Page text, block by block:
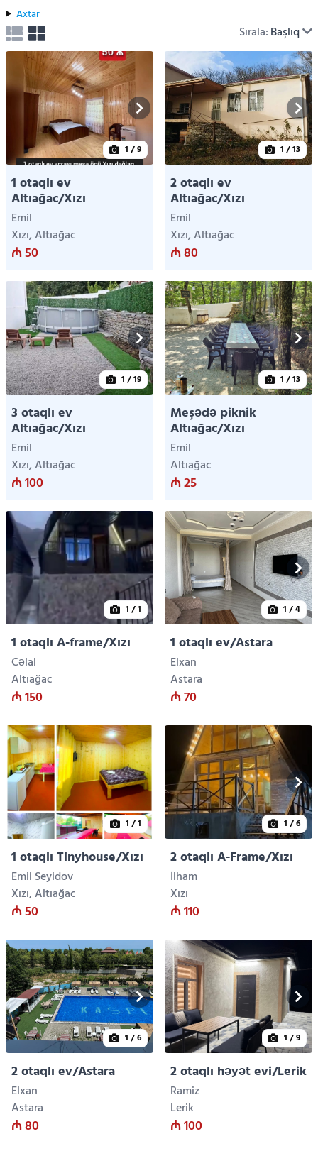
Axtar
Sırala:Başlıq
1 / 9
1 otaqlı ev
Altıağac/Xızı
Emil
Xızı, Altıağac
₼ 50
1 / 13
2 otaqlı ev
Altıağac/Xızı
Emil
Xızı, Altıağac
₼ 80
1 / 19
3 otaqlı ev
Altıağac/Xızı
Emil
Xızı, Altıağac
₼ 100
1 / 13
Meşədə piknik
Altıağac/Xızı
Emil
Altıağac
₼ 25
1 / 1
1 otaqlı A-frame/Xızı
Cəlal
Altıağac
₼ 150
1 / 4
1 otaqlı ev/Astara
Elxan
Astara
₼ 70
1 / 1
1 otaqlı Tinyhouse/Xızı
Emil Seyidov
Xızı, Altıağac
₼ 50
1 / 6
2 otaqlı A-Frame/Xızı
İlham
Xızı
₼ 110
1 / 6
2 otaqlı ev/Astara
Elxan
Astara
₼ 80
1 / 9
2 otaqlı həyət evi/Lerik
Ramiz
Lerik
₼ 100